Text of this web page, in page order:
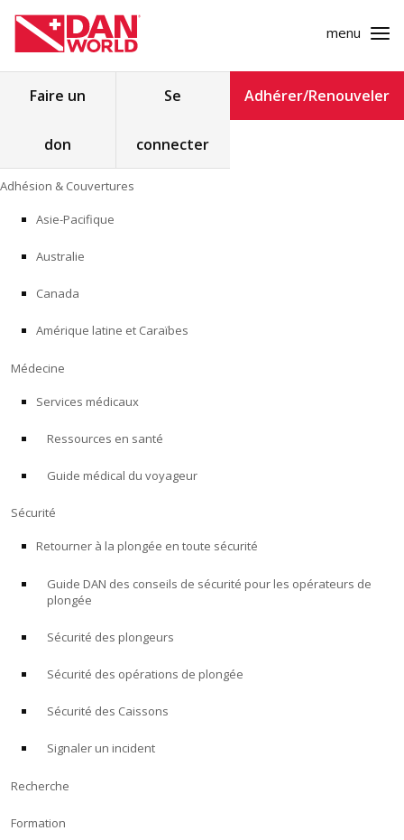
Skip
to
content
menu
Alert Diver
Blog
ADHÉSION & COUVERTURES
RECHERCHE
FORMATION
PROGRAMMES POUR LES PROFESSIONNELS
À PROPOS
Faire un
don
Se
connecter
Adhérer/Renouveler
Adhésion & Couvertures
Asie-Pacifique
Australie
Canada
Amérique latine et Caraïbes
Médecine
Services médicaux
Ressources en santé
Guide médical du voyageur
Sécurité
Retourner à la plongée en toute sécurité
Guide DAN des conseils de sécurité pour les opérateurs de
plongée
Sécurité des plongeurs
Sécurité des opérations de plongée
Sécurité des Caissons
Signaler un incident
Recherche
Formation